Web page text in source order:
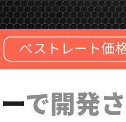
ベストレート価
で開発